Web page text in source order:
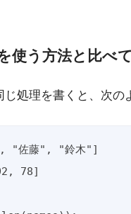
使う方法と比べ
じ処理を書くと、次の
"佐藤", "鈴木"]
78]